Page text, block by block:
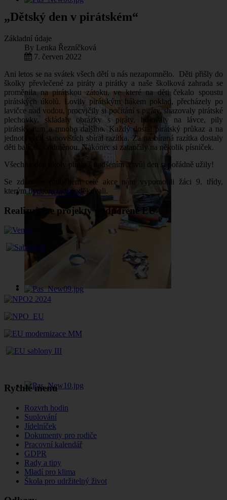
„Dětský den v pirátském“
Základní údaje
By Lenka Řezníčková
7. červen 2022
Ani letos se na svátek všech dětí u nás nezapomnělo. Děti přišly do
školky převlečené za piráty a pirátky a naše školková zahrada se
proměnila na pirátskou zátoku, ve které na děti čekalo spoustu
pirátských úkolů. Lovily pirátským hákem poklad, přecházely po
lavičce nad vodou, procvičily si počítání s piráty, shazovaly pirátské
plechovky, skládaly obrázky s piráty, bojovaly na lávce, pily
pirátský rum a mnoho dalšího. Každý dostal pirátský průkaz a na
jednotlivých stanovištích sbíral razítka. Za nasbíraná razítka dostaly
děti balíček s odměnou. Nakonec si zatančily na několik písniček.
Všechny děti úkoly plnily s nadšením a svůj den si pořádně užily!
Se zdárným průběhem celé akce nám vypomohli žáci 9. třídy,
kterým bychom rádi poděkovali.
Realizujeme projekty podpořené EU
Rychlé menu
Rozvrh hodin
Suplování
Jídelníček
Dokumenty pro rodiče
Pracovní kalendář
GDPR
Rady a tipy
Mladí pro klima
Škola pro udržitelný život